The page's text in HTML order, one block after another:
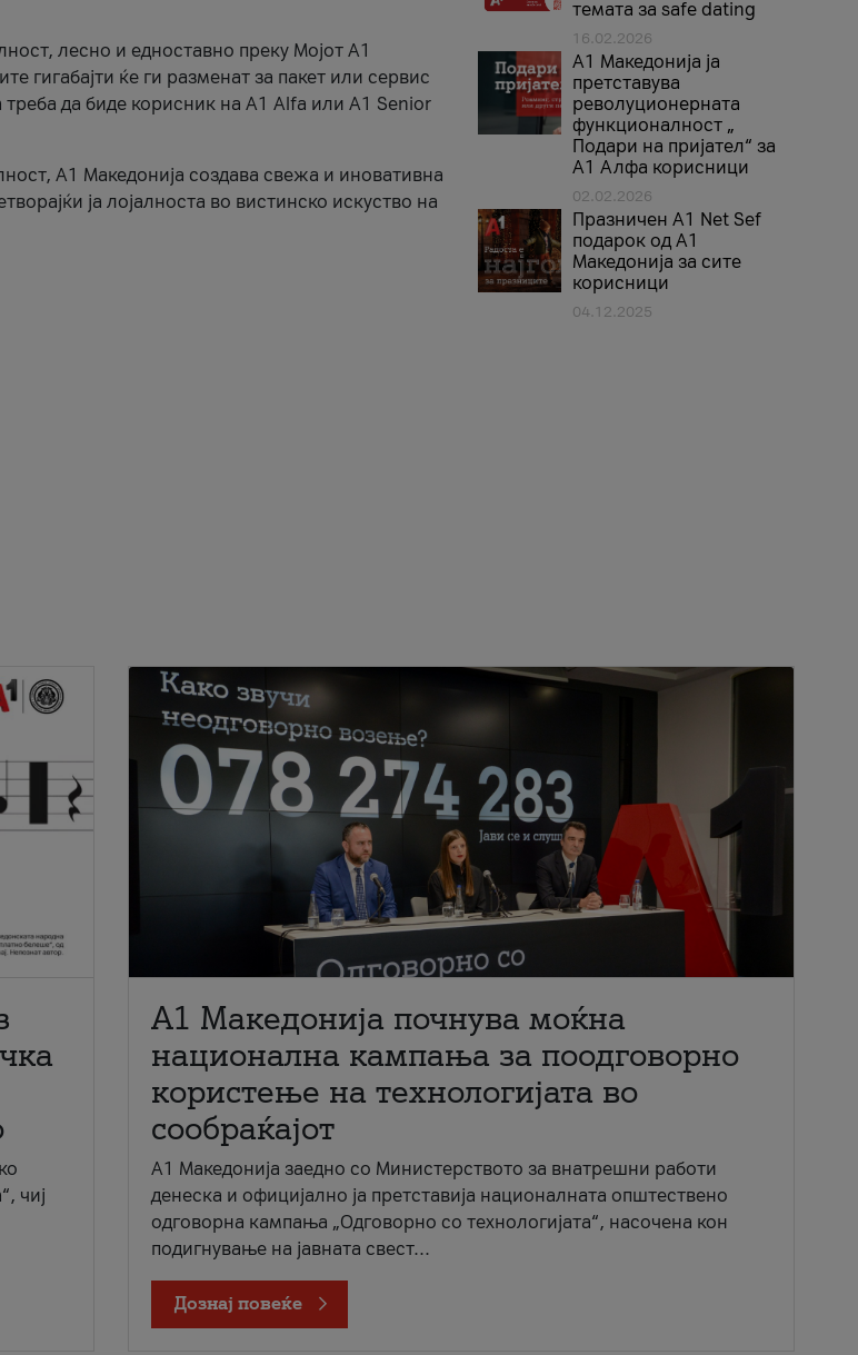
лесно и едноставно преку Мојот А1
гигабајти ќе ги разменат за пакет или сервис
треба да биде корисник на А1 Alfa или A1 Senior
А1 Македонија создава свежа и иновативна
ја лојалноста во вистинско искуство на
темата за safe dating
16.02.2026
А1 Македонија ја
претставува
револуционерната
функционалност „
Подари на пријател“ за
А1 Алфа корисници
02.02.2026
Празничен A1 Net Sеf
подарок од А1
Македонија за сите
корисници
04.12.2025
чиј
A1 Македонија почнува моќна
национална кампања за поодговорно
користење на технологијата во
сообраќајот
A1 Македонија заедно со Министерството за внатрешни работи
денеска и официјално ја претставија националната општествено
одговорна кампања „Одговорно со технологијата“, насочена кон
подигнување на јавната свест...
Дознај повеќе